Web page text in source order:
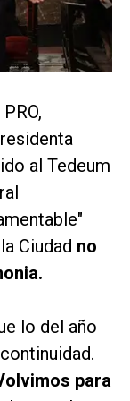
al Tedeum
Ciudad no
lo del año
para